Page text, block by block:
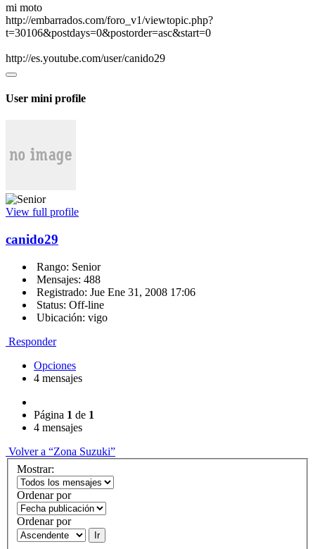
mi moto
http://embarrados.com/foro_v1/viewtopic.php?
t=30106&postdays=0&postorder=asc&start=0
http://es.youtube.com/user/canido29
User mini profile
View full profile
canido29
Rango: Senior
Mensajes: 488
Registrado: Jue Ene 31, 2008 17:06
Status: Off-line
Ubicación: vigo
Responder
Opciones
4 mensajes
Página 1 de 1
4 mensajes
Volver a “Zona Suzuki”
Mostrar:
Ordenar por
Ordenar por
Ir